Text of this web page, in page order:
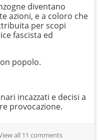
diventano
azioni, e a coloro che
per scopi
fascista ed
popolo.
incazzati e decisi a
provocazione.
all 11 comments